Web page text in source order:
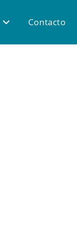
Contacto